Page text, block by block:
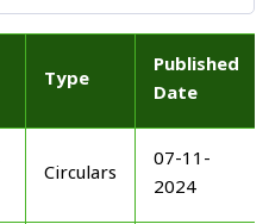
Type
Published
Date
Circulars
07-11-
2024